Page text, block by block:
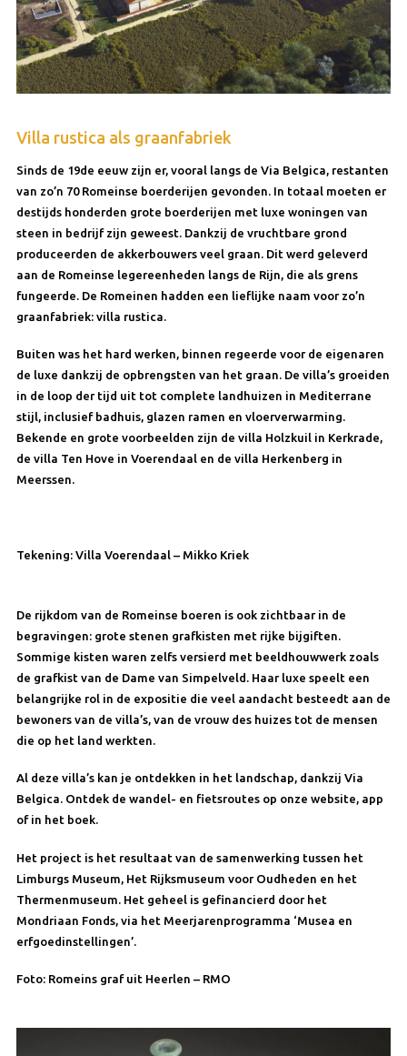
Villa rustica als graanfabriek
Sinds de 19de eeuw zijn er, vooral langs de Via Belgica, restanten
van zo’n 70 Romeinse boerderijen gevonden. In totaal moeten er
destijds honderden grote boerderijen met luxe woningen van
steen in bedrijf zijn geweest. Dankzij de vruchtbare grond
produceerden de akkerbouwers veel graan. Dit werd geleverd
aan de Romeinse legereenheden langs de Rijn, die als grens
fungeerde. De Romeinen hadden een lieflijke naam voor zo’n
graanfabriek: villa rustica.
Buiten was het hard werken, binnen regeerde voor de eigenaren
de luxe dankzij de opbrengsten van het graan. De villa’s groeiden
in de loop der tijd uit tot complete landhuizen in Mediterrane
stijl, inclusief badhuis, glazen ramen en vloerverwarming.
Bekende en grote voorbeelden zijn de villa Holzkuil in Kerkrade,
de villa Ten Hove in Voerendaal en de villa Herkenberg in
Meerssen.
Tekening: Villa Voerendaal – Mikko Kriek
De rijkdom van de Romeinse boeren is ook zichtbaar in de
begravingen: grote stenen grafkisten met rijke bijgiften.
Sommige kisten waren zelfs versierd met beeldhouwwerk zoals
de grafkist van de Dame van Simpelveld. Haar luxe speelt een
belangrijke rol in de expositie die veel aandacht besteedt aan de
bewoners van de villa’s, van de vrouw des huizes tot de mensen
die op het land werkten.
Al deze villa’s kan je ontdekken in het landschap, dankzij Via
Belgica. Ontdek de wandel- en fietsroutes op onze website, app
of in het boek.
Het project is het resultaat van de samenwerking tussen het
Limburgs Museum, Het Rijksmuseum voor Oudheden en het
Thermenmuseum. Het geheel is gefinancierd door het
Mondriaan Fonds, via het Meerjarenprogramma ‘Musea en
erfgoedinstellingen’.
Foto: Romeins graf uit Heerlen – RMO